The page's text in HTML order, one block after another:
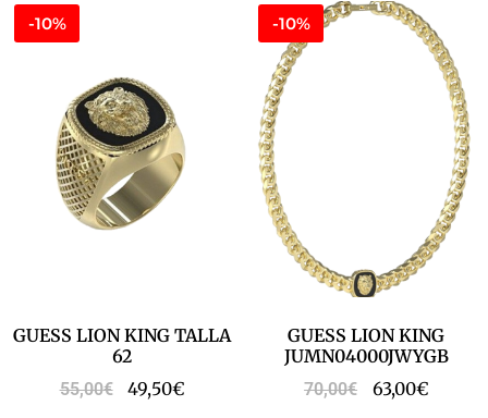
-10%
GUESS LION KING TALLA
62
55,00€ 49,50€
-10%
GUESS LION KING
JUMN04000JWYGB
70,00€ 63,00€